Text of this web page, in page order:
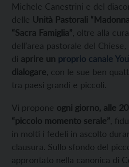
Michele Canestrini e del
delle Unità Pastorali
“Sacra Famiglia” , oltre alla
dell’area pastorale del
di aprire un proprio canale
dialogare , con le sue ben
tra paesi grandi e piccoli.
Vi propone ogni giorno, alle
“piccolo momento serale” ,
in molti i fedeli in ascolto
clausura. Sullo sfondo del
approntato nella canonica di